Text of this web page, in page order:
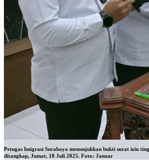
Petugas Imigrasi Surabaya menunjukkan bukti surat izin
ditangkap, Jumat, 18 Juli 2025. Foto: Januar